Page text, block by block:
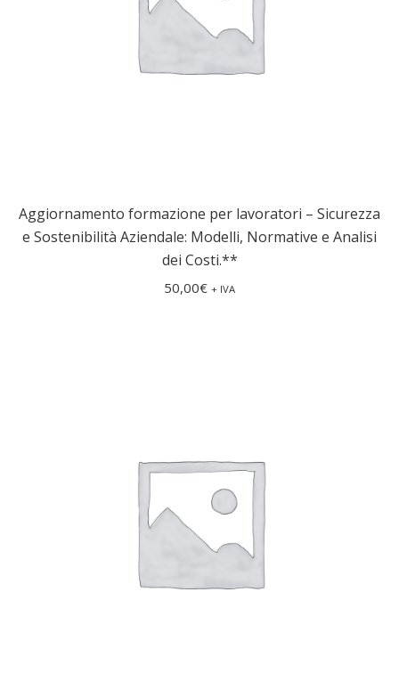
Aggiornamento formazione per lavoratori – Sicurezza
e Sostenibilità Aziendale: Modelli, Normative e Analisi
dei Costi.**
50,00€ + IVA